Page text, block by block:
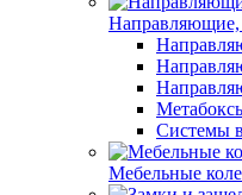
Направляющие,
Системы
Мебельные